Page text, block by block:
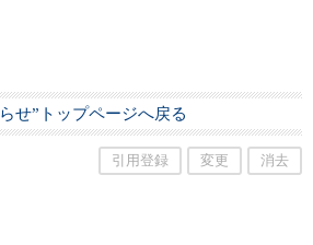
せ”トップページへ戻る
引用登録 変更 消去